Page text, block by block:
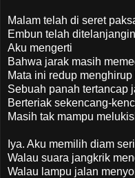
Malam telah di seret
Embun telah
Aku mengerti
Bahwa jarak masih
Mata ini redup
Sebuah panah tertancap
Berteriak sekencang-
Masih tak mampu
Iya. Aku memilih diam
Walau suara jangkrik
Walau lampu jalan